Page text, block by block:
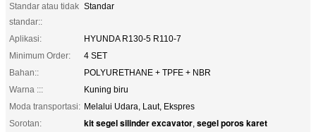
Standar atau tidak
standar::
Standar
Aplikasi:
HYUNDA R130-5 R110-7
Minimum Order:
4 SET
Bahan::
POLYURETHANE + TPFE + NBR
Warna :::
Kuning biru
Moda transportasi: Melalui Udara, Laut, Ekspres
Sorotan:
kit segel silinder excavator, segel poros karet